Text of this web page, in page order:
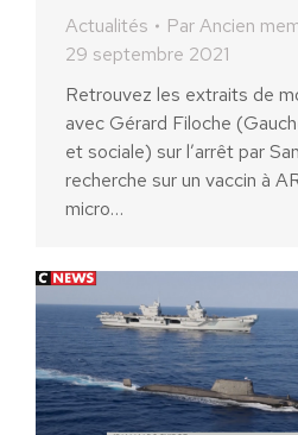
Actualités ParAncien
29 septembre 2021
Retrouvez les extraits de
avec Gérard Filoche
et sociale) sur l’arrêt par
recherche sur un vaccin à
micro…